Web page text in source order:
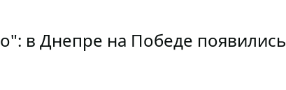
в Днепре на Победе появились